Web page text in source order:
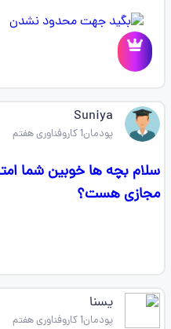
Suniya
پودمان1 کاروفناوری هفتم
سلام بچه ها خوبین شما
مجازی هست؟
یسنا
پودمان1 کاروفناوری هفتم